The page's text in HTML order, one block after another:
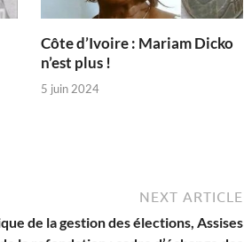
Côte d’Ivoire : Mariam Dicko
n’est plus !
5 juin 2024
NEXT ARTICLE
de la gestion des élections, Assises